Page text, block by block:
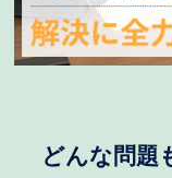
どんな問題